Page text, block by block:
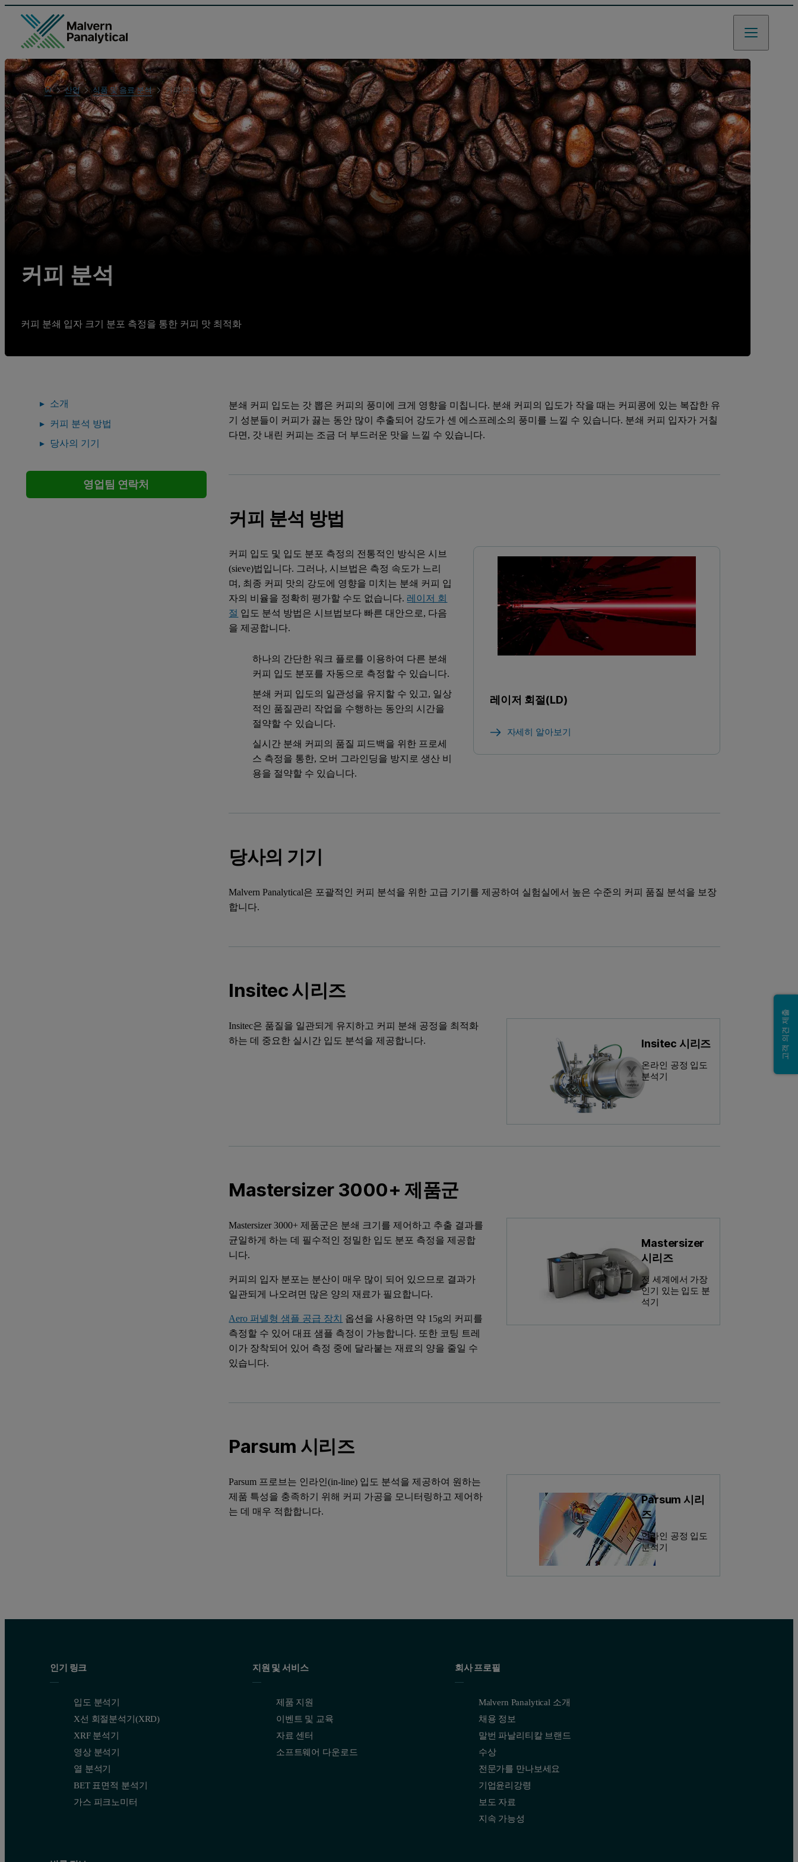
Home산업 식품 및 음료 분석 커피 분석
커피 분석
커피 분쇄 입자 크기 분포 측정을 통한 커피 맛 최적화
소개
커피 분석 방법
당사의 기기
영업팀 연락처
분쇄 커피 입도는 갓 뽑은 커피의 풍미에 크게 영향을 미칩니다. 분쇄 커피의 입도가 작을 때는 커피콩에 있는 복잡한 유
기 성분들이 커피가 끓는 동안 많이 추출되어 강도가 센 에스프레소의 풍미를 느낄 수 있습니다. 분쇄 커피 입자가 거칠
다면, 갓 내린 커피는 조금 더 부드러운 맛을 느낄 수 있습니다.
커피 분석 방법
레이저 회절(LD)
자세히 알아보기
커피 입도 및 입도 분포 측정의 전통적인 방식은 시브
(sieve)법입니다. 그러나, 시브법은 측정 속도가 느리
며, 최종 커피 맛의 강도에 영향을 미치는 분쇄 커피 입
자의 비율을 정확히 평가할 수도 없습니다. 레이저 회
절 입도 분석 방법은 시브법보다 빠른 대안으로, 다음
을 제공합니다.
하나의 간단한 워크 플로를 이용하여 다른 분쇄
커피 입도 분포를 자동으로 측정할 수 있습니다.
분쇄 커피 입도의 일관성을 유지할 수 있고, 일상
적인 품질관리 작업을 수행하는 동안의 시간을
절약할 수 있습니다.
실시간 분쇄 커피의 품질 피드백을 위한 프로세
스 측정을 통한, 오버 그라인딩을 방지로 생산 비
용을 절약할 수 있습니다.
당사의 기기
Malvern Panalytical은 포괄적인 커피 분석을 위한 고급 기기를 제공하여 실험실에서 높은 수준의 커피 품질 분석을 보장
합니다.
Insitec 시리즈
Insitec 시리즈
온라인 공정 입도
분석기
Insitec은 품질을 일관되게 유지하고 커피 분쇄 공정을 최적화
하는 데 중요한 실시간 입도 분석을 제공합니다.
Mastersizer 3000+ 제품군
Mastersizer
시리즈
전 세계에서 가장
인기 있는 입도 분
석기
Mastersizer 3000+ 제품군은 분쇄 크기를 제어하고 추출 결과를
균일하게 하는 데 필수적인 정밀한 입도 분포 측정을 제공합
니다.
커피의 입자 분포는 분산이 매우 많이 되어 있으므로 결과가
일관되게 나오려면 많은 양의 재료가 필요합니다.
Aero 퍼넬형 샘플 공급 장치
옵션을 사용하면 약 15g의 커피를
측정할 수 있어 대표 샘플 측정이 가능합니다. 또한 코팅 트레
이가 장착되어 있어 측정 중에 달라붙는 재료의 양을 줄일 수
있습니다.
Parsum 시리즈
Parsum 시리
즈
인라인 공정 입도
분석기
Parsum 프로브는 인라인(in-line) 입도 분석을 제공하여 원하는
제품 특성을 충족하기 위해 커피 가공을 모니터링하고 제어하
는 데 매우 적합합니다.
인기 링크
입도 분석기
X선 회절분석기(XRD)
XRF 분석기
영상 분석기
열 분석기
BET 표면적 분석기
가스 피크노미터
지원 및 서비스
제품 지원
이벤트 및 교육
자료 센터
소프트웨어 다운로드
회사 프로필
Malvern Panalytical 소개
채용 정보
말번 파날리티칼 브랜드
수상
전문가를 만나보세요
기업윤리강령
보도 자료
지속 가능성
고객 의견 제출